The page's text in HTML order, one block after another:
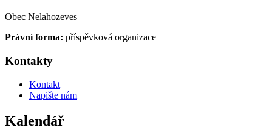
Obec Nelahozeves
Právní forma: příspěvková organizace
Kontakty
Kontakt
Napište nám
Kalendář